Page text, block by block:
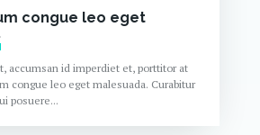
congue leo eget
accumsan id imperdiet et, porttitor at
congue leo eget malesuada. Curabitur
posuere...